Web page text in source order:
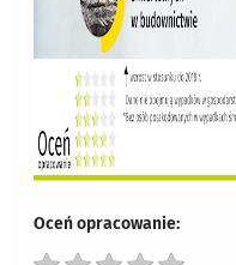
Oceń opracowanie: